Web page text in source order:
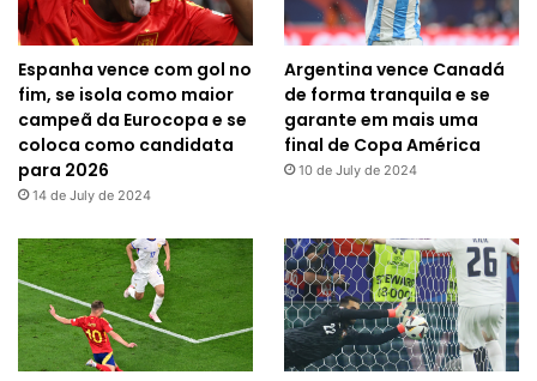
Espanha vence com gol no
fim, se isola como maior
campeã da Eurocopa e se
coloca como candidata
para 2026
14 de July de 2024
Argentina vence Canadá
de forma tranquila e se
garante em mais uma
final de Copa América
10 de July de 2024